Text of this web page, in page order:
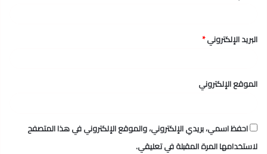
البريد الإلكتروني*
الموقع الإلكتروني
احفظ اسمي، بريدي الإلكتروني، والموقع الإلكتروني في هذا المتصفح
لاستخدامها المرة المقبلة في تعليقي.